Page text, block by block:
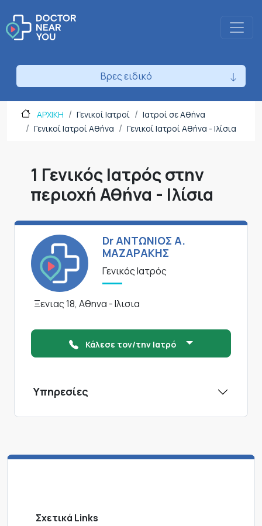
Βρες ειδικό
ΑΡΧΙΚΗ Γενικοί Ιατροί
Ιατροί σε Αθήνα
Γενικοί Ιατροί Αθήνα
Γενικοί Ιατροί Αθήνα - Ιλίσια
1 Γενικός Ιατρός στην
περιοχή Αθήνα - Ιλίσια
Dr ΑΝΤΩΝΙΟΣ Α.
ΜΑΖΑΡΑΚΗΣ
Γενικός Ιατρός
Ξενιας 18, Αθηνα - Ιλισια
Κάλεσε τον/την Ιατρό
Υπηρεσίες
Σχετικά Links